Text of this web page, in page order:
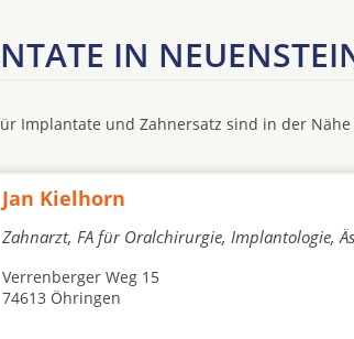
IN
Implantate und Zahnersatz sind in der
Jan Kielhorn
Zahnarzt, FA für Oralchirurgie, Implantologie,
Verrenberger Weg 15
74613 Öhringen